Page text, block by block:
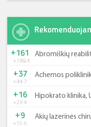
+185-24
+161 Abromiškių
+44-7
+37 Achemos
+20-4
+16 Hipokrato klinika,
+15-6
+9 Akių lazerinės